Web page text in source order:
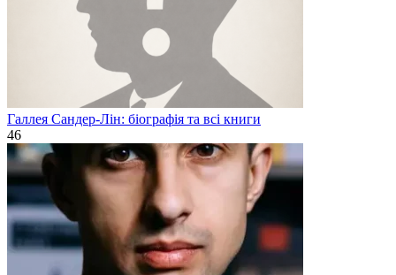
Галлея Сандер-Лін: біографія та всі книги
46